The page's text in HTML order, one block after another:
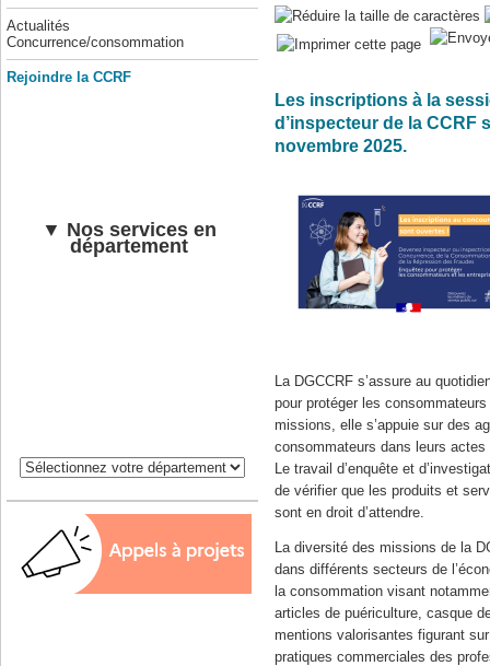
Actualités
Concurrence/consommation
Rejoindre la CCRF
▼ Nos services en
département
Les inscriptions à la
d’inspecteur de la CCRF
novembre 2025.
La DGCCRF s’assure au
pour protéger les
missions, elle s’appuie sur des
consommateurs dans leurs
Le travail d’enquête et
de vérifier que les produits et
sont en droit d’attendre.
La diversité des missions de la
dans différents secteurs de
la consommation visant
articles de puériculture, casque
mentions valorisantes figurant
pratiques commerciales des